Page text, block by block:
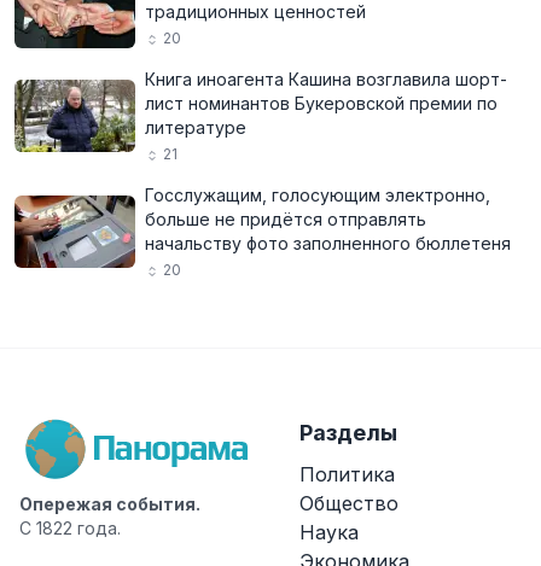
традиционных ценностей
20
Книга иноагента Кашина возглавила шорт-
лист номинантов Букеровской премии по
литературе
21
Госслужащим, голосующим электронно,
больше не придётся отправлять
начальству фото заполненного бюллетеня
20
Опережая события.
С 1822 года.
Разделы
Политика
Общество
Наука
Экономика